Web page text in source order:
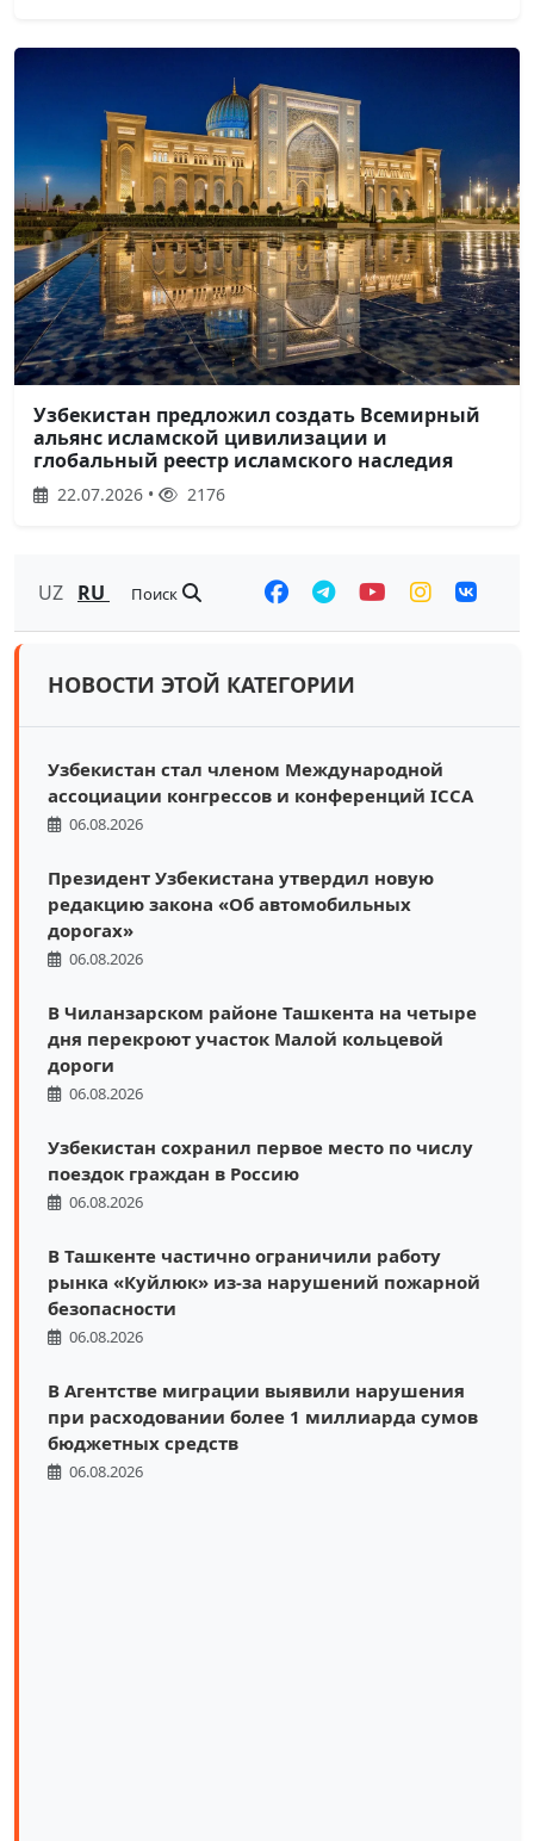
Узбекистан предложил создать Всемирный
альянс исламской цивилизации и
глобальный реестр исламского наследия
22.07.2026 • 2176
UZ RU Поиск
НОВОСТИ ЭТОЙ КАТЕГОРИИ
Узбекистан стал членом Международной
ассоциации конгрессов и конференций ICCA
06.08.2026
Президент Узбекистана утвердил новую
редакцию закона «Об автомобильных
дорогах»
06.08.2026
В Чиланзарском районе Ташкента на четыре
дня перекроют участок Малой кольцевой
дороги
06.08.2026
Узбекистан сохранил первое место по числу
поездок граждан в Россию
06.08.2026
В Ташкенте частично ограничили работу
рынка «Куйлюк» из-за нарушений пожарной
безопасности
06.08.2026
В Агентстве миграции выявили нарушения
при расходовании более 1 миллиарда сумов
бюджетных средств
06.08.2026